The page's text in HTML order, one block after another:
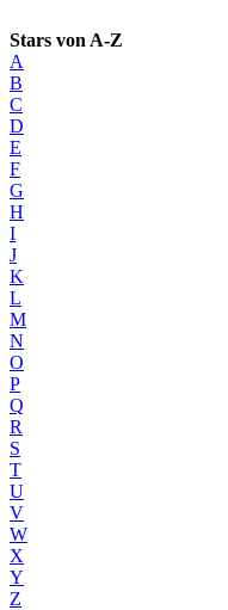
Stars von A-Z
A
B
C
D
E
F
G
H
I
J
K
L
M
N
O
P
Q
R
S
T
U
V
W
X
Y
Z